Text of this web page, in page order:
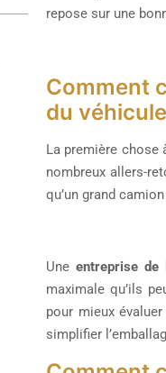
repose sur une
Comment
du véhicule
La première chose
nombreux allers-
qu’un grand
Uneentreprise de
maximale qu’ils
pour mieux
simplifier